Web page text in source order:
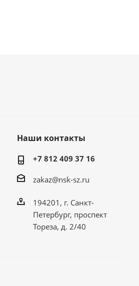
Наши контакты
+7 812 409 37 16
zakaz@nsk-sz.ru
194201, г. Санкт-
Петербург, проспект
Тореза, д. 2/40